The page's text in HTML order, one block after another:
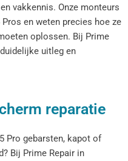
vakkennis. Onze monteurs
en weten precies hoe ze
oplossen. Bij Prime
uitleg en
reparatie
Pro gebarsten, kapot of
Bij Prime Repair in